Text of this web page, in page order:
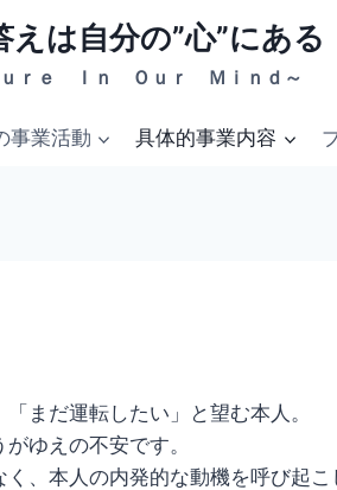
えは自分の”心”にある
ｒｅ Ｉｎ Ｏｕｒ Ｍｉｎｄ～
事業活動 具体的事業内容
まだ運転したい」と望む本人。
ゆえの不安です。
、本人の内発的な動機を呼び起こ